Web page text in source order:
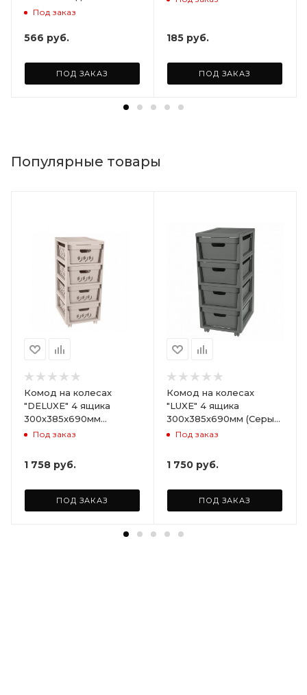
Под заказ
566 руб.
ПОД ЗАКАЗ
185 руб.
ПОД ЗАКАЗ
Популярные товары
Комод на колесах
"DELUXE" 4 ящика
300х385х690мм
(Светло-бежевый)
Под заказ
1 758 руб.
ПОД ЗАКАЗ
Комод на колесах
"LUXE" 4 ящика
300х385х690мм (Серый)
ARD258086
Под заказ
1 750 руб.
ПОД ЗАКАЗ